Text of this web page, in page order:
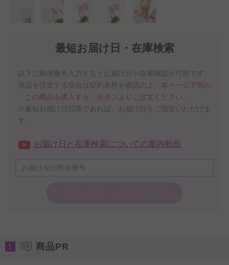
最短お届け日・在庫検索
以下に郵便番号入力するとお届け日や在庫確認が可能です。
商品を注文する場合は契約条件を確認の上、 本ページ下部の
「この商品を購入する」ボタンよりご注文ください。
※最短お届け日以降であれば、お届け日をご指定いただけま
す。
お届け日と在庫検索についての案内動画
1 商品PR